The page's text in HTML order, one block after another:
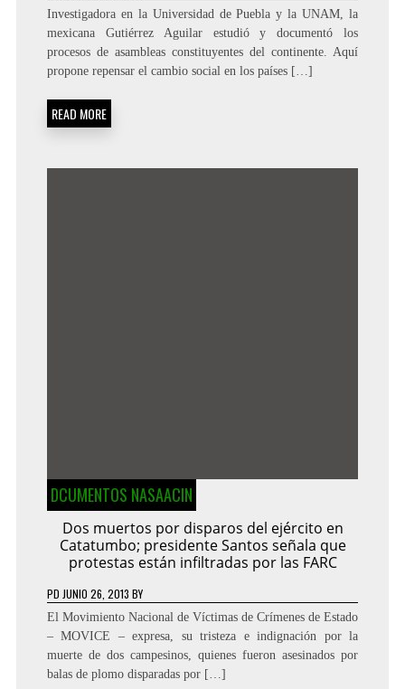
Investigadora en la Universidad de Puebla y la UNAM, la
mexicana Gutiérrez Aguilar estudió y documentó los
procesos de asambleas constituyentes del continente. Aquí
propone repensar el cambio social en los países […]
READ MORE
DCUMENTOS NASAACIN
Dos muertos por disparos del ejército en
Catatumbo; presidente Santos señala que
protestas están infiltradas por las FARC
PD JUNIO 26, 2013 BY
El Movimiento Nacional de Víctimas de Crímenes de Estado
– MOVICE – expresa, su tristeza e indignación por la
muerte de dos campesinos, quienes fueron asesinados por
balas de plomo disparadas por […]